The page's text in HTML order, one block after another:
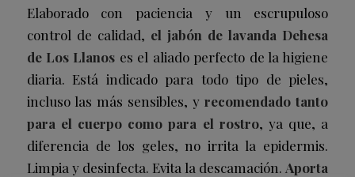
Elaborado con paciencia y un escrupuloso
control de calidad, el jabón de lavanda Dehesa
de Los Llanos es el aliado perfecto de la higiene
diaria. Está indicado para todo tipo de pieles,
incluso las más sensibles, yrecomendado tanto
para el cuerpo como para el rostro, ya que, a
diferencia de los geles, no irrita la epidermis.
Limpia y desinfecta. Evita la descamación. Aporta